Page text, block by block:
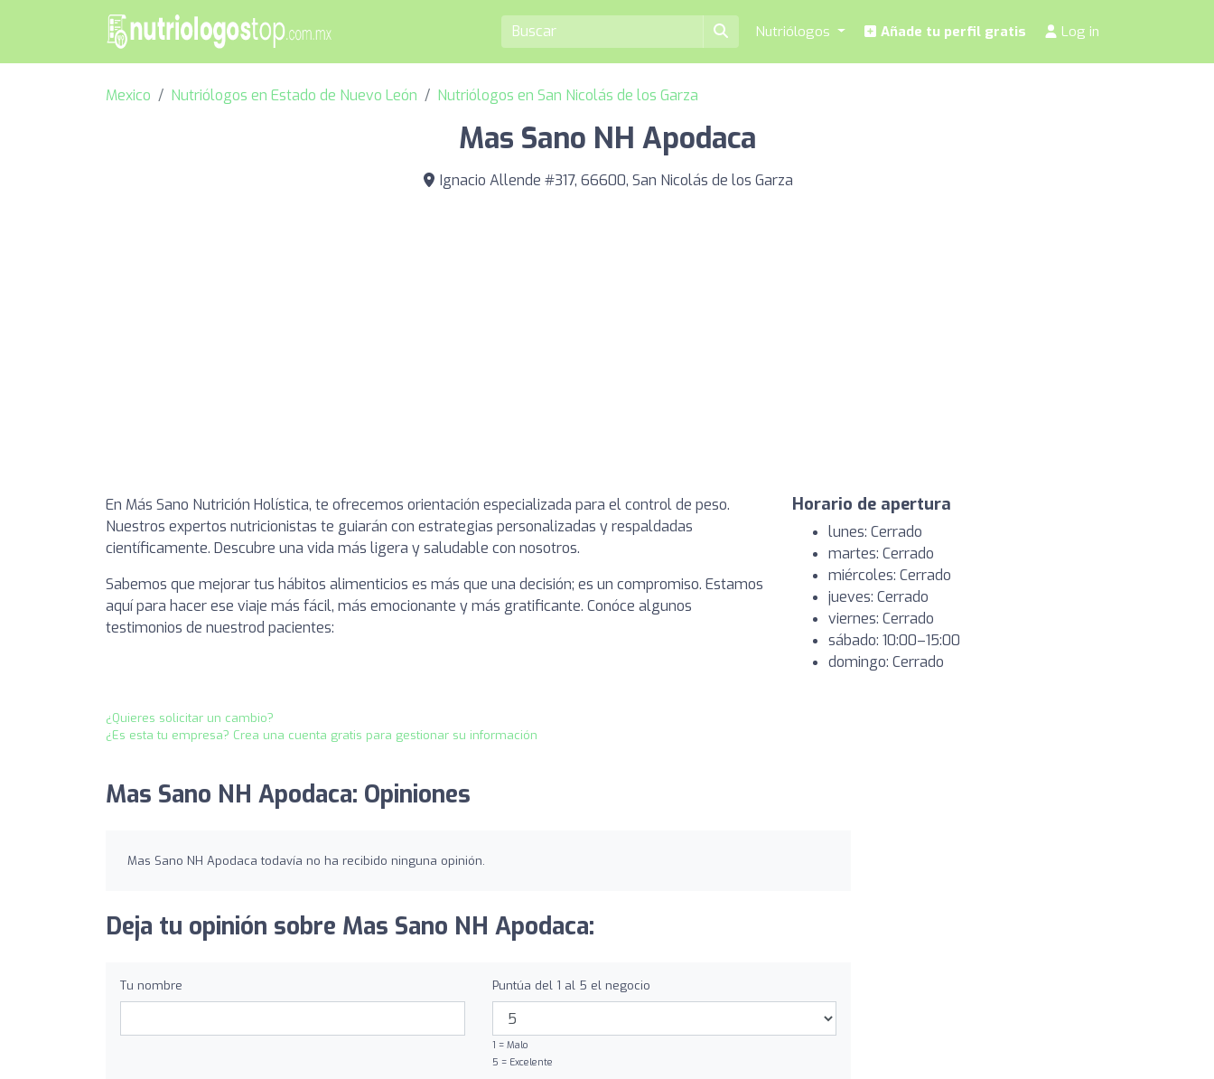
Nutriólogos Añade tu perfil gratis Log in
Mexico Nutriólogos en Estado de Nuevo León Nutriólogos en San Nicolás de los Garza
Mas Sano NH Apodaca
Ignacio Allende #317, 66600, San Nicolás de los Garza
En Más Sano Nutrición Holística, te ofrecemos orientación especializada para el control de peso.
Nuestros expertos nutricionistas te guiarán con estrategias personalizadas y respaldadas
científicamente. Descubre una vida más ligera y saludable con nosotros.
Sabemos que mejorar tus hábitos alimenticios es más que una decisión; es un compromiso. Estamos
aquí para hacer ese viaje más fácil, más emocionante y más gratificante. Conóce algunos
testimonios de nuestrod pacientes:
Horario de apertura
lunes: Cerrado
martes: Cerrado
miércoles: Cerrado
jueves: Cerrado
viernes: Cerrado
sábado: 10:00–15:00
domingo: Cerrado
¿Quieres solicitar un cambio?
¿Es esta tu empresa? Crea una cuenta gratis para gestionar su información
Mas Sano NH Apodaca: Opiniones
Mas Sano NH Apodaca todavía no ha recibido ninguna opinión.
Deja tu opinión sobre Mas Sano NH Apodaca:
Tu nombre Puntúa del 1 al 5 el negocio
1 = Malo
5 = Excelente